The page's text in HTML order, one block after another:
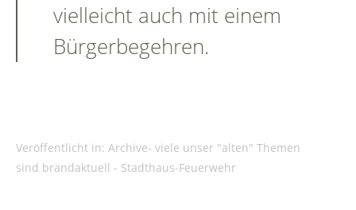
vielleicht auch mit einem
Bürgerbegehren.
Veröffentlicht in: Archive- viele unser "alten" Themen
sind brandaktuell - Stadthaus-Feuerwehr